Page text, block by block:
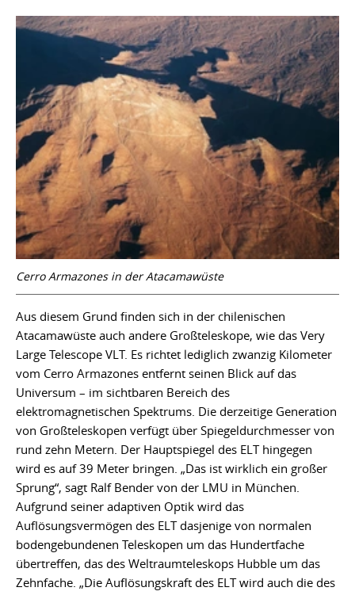
Cerro Armazones in der Atacamawüste
Aus diesem Grund finden sich in der chilenischen
Atacamawüste auch andere Großteleskope, wie das Very
Large Telescope VLT. Es richtet lediglich zwanzig Kilometer
vom Cerro Armazones entfernt seinen Blick auf das
Universum – im sichtbaren Bereich des
elektromagnetischen Spektrums. Die derzeitige Generation
von Großteleskopen verfügt über Spiegeldurchmesser von
rund zehn Metern. Der Hauptspiegel des ELT hingegen
wird es auf 39 Meter bringen. „Das ist wirklich ein großer
Sprung“, sagt Ralf Bender von der LMU in München.
Aufgrund seiner adaptiven Optik wird das
Auflösungsvermögen des ELT dasjenige von normalen
bodengebundenen Teleskopen um das Hundertfache
übertreffen, das des Weltraumteleskops Hubble um das
Zehnfache. „Die Auflösungskraft des ELT wird auch die des